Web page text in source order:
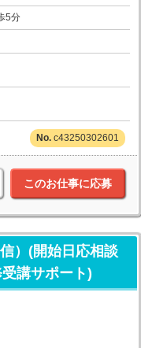
5分
c43250302601
このお仕事に応募
）(開始日応相談
講サポート)